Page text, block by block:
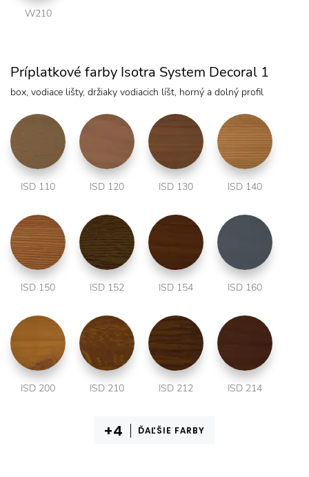
W210
Príplatkové farby Isotra System Decoral 1
box, vodiace lišty, držiaky vodiacich líšt, horný a dolný profil
ISD 110 ISD 120 ISD 130 ISD 140
ISD 150 ISD 152 ISD 154 ISD 160
ISD 200 ISD 210 ISD 212 ISD 214
ĎAĽŠIE FARBY